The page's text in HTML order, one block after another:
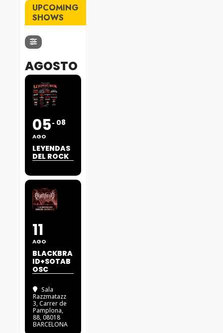
UPCOMING
SHOWS
AGOSTO
05
AGO
08
LEYENDAS
DEL ROCK
11
AGO
BLACKBRA
ID+SOTAB
OSC
Sala
Razzmatazz
3, Carrer de
Pamplona,
88, 08018
BARCELONA